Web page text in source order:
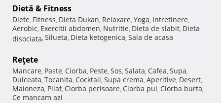
Dietă & Fitness
Diete, Fitness, Dieta Dukan, Relaxare, Yoga, Intretinere,
Aerobic, Exercitii abdomen, Nutritie, Dieta de slabit, Dieta
disociata, Silueta, Dieta ketogenica, Sala de acasa
Reţete
Mancare, Paste, Ciorba, Peste, Sos, Salata, Cafea, Supa,
Dulceata, Tocanita, Cocktail, Supa crema, Aperitive, Desert,
Maioneza, Pilaf, Ciorba perisoare, Ciorba pui, Ciorba burta,
Ce mancam azi